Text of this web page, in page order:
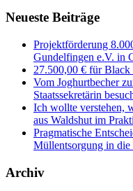
Neueste Beiträge
Projektförderung
Gundelfingen e.V. in
27.500,00 € für Black
Vom Joghurtbecher
Staatssekretärin
Ich wollte verstehen,
aus Waldshut im
Pragmatische
Müllentsorgung in
Archiv